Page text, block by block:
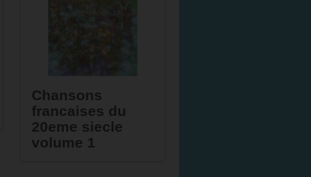
Chansons
francaises du
20eme siecle
volume 1